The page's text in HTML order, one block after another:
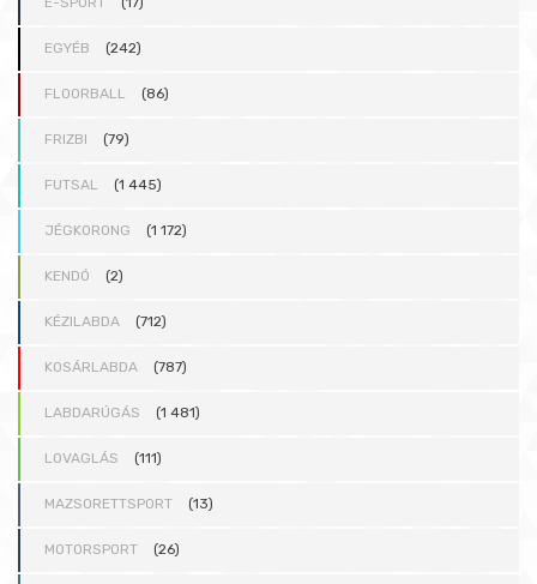
EGYÉB (242)
FLOORBALL (86)
FRIZBI (79)
FUTSAL (1 445)
JÉGKORONG (1 172)
KENDÓ (2)
KÉZILABDA (712)
KOSÁRLABDA (787)
LABDARÚGÁS (1 481)
LOVAGLÁS (111)
MAZSORETTSPORT (13)
MOTORSPORT (26)